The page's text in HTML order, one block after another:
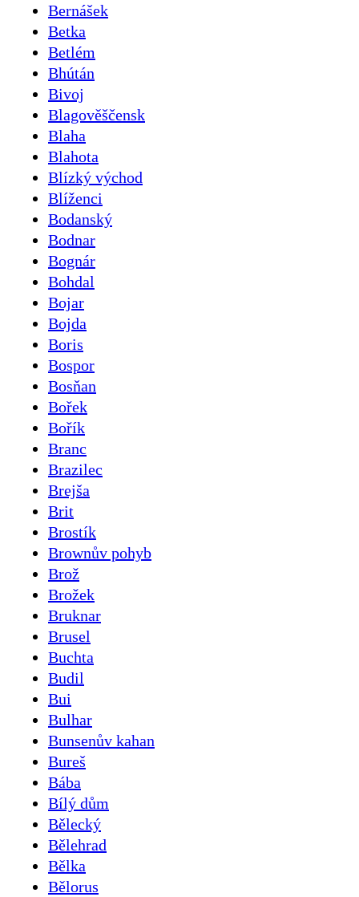
Bernášek
Betka
Betlém
Bhútán
Bivoj
Blagověščensk
Blaha
Blahota
Blízký východ
Blíženci
Bodanský
Bodnar
Bognár
Bohdal
Bojar
Bojda
Boris
Bospor
Bosňan
Bořek
Bořík
Branc
Brazilec
Brejša
Brit
Brostík
Brownův pohyb
Brož
Brožek
Bruknar
Brusel
Buchta
Budil
Bui
Bulhar
Bunsenův kahan
Bureš
Bába
Bílý dům
Bělecký
Bělehrad
Bělka
Bělorus